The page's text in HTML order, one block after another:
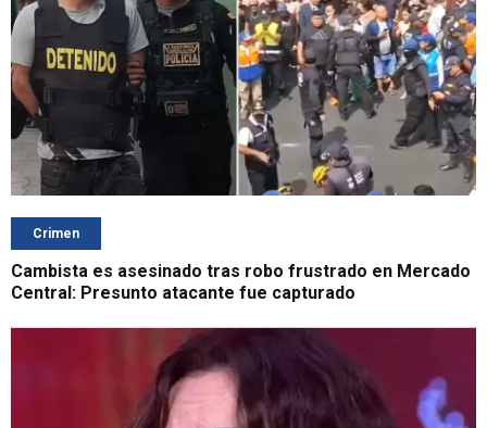
Crimen
Cambista es asesinado tras robo frustrado en Mercado
Central: Presunto atacante fue capturado